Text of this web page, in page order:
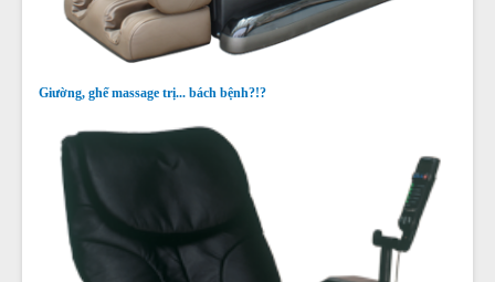
Giường, ghế massage trị... bách bệnh?!?